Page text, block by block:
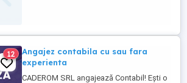
12
Angajez contabila cu sau fara
experienta
CADEROM SRL angajează Contabil! Ești o